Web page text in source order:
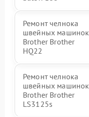
Ремонт челнока
швейных машинок
Brother Brother
HQ22
Ремонт челнока
швейных машинок
Brother Brother
LS3125s